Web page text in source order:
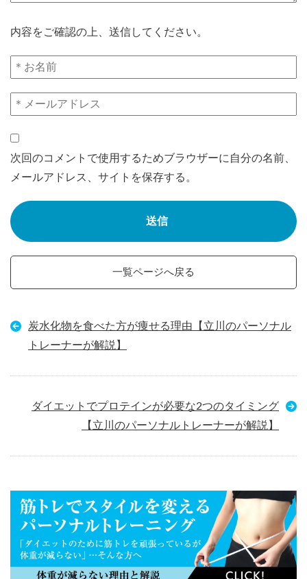
内容をご確認の上、送信してください。
次回のコメントで使用するためブラウザーに自分の名前、
メールアドレス、サイトを保存する。
一覧ページへ戻る
炭水化物を食べた方が痩せる理由【立川のパーソナル
トレーナーが解説】
ダイエットでプロテインが必要な2つのタイミング
【立川のパーソナルトレーナーが解説】